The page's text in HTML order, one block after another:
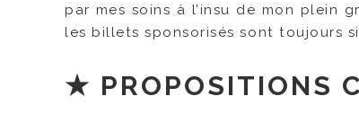
par mes soins à l’insu de mon plein
les billets sponsorisés sont toujours
★ PROPOSITIONS